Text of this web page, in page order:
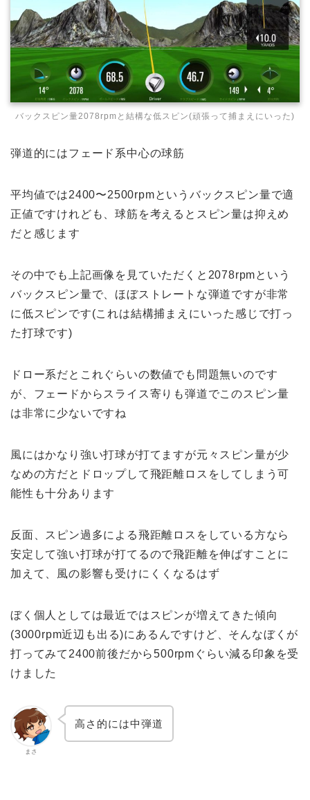
バックスピン量2078rpmと結構な低スピン(頑張って捕まえにいった)
弾道的にはフェード系中心の球筋
平均値では2400〜2500rpmというバックスピン量で適
正値ですけれども、球筋を考えるとスピン量は抑えめ
だと感じます
その中でも上記画像を見ていただくと2078rpmという
バックスピン量で、ほぼストレートな弾道ですが非常
に低スピンです(これは結構捕まえにいった感じで打っ
た打球です)
ドロー系だとこれぐらいの数値でも問題無いのです
が、フェードからスライス寄りも弾道でこのスピン量
は非常に少ないですね
風にはかなり強い打球が打てますが元々スピン量が少
なめの方だとドロップして飛距離ロスをしてしまう可
能性も十分あります
反面、スピン過多による飛距離ロスをしている方なら
安定して強い打球が打てるので飛距離を伸ばすことに
加えて、風の影響も受けにくくなるはず
ぼく個人としては最近ではスピンが増えてきた傾向
(3000rpm近辺も出る)にあるんですけど、そんなぼくが
打ってみて2400前後だから500rpmぐらい減る印象を受
けました
まさ
高さ的には中弾道